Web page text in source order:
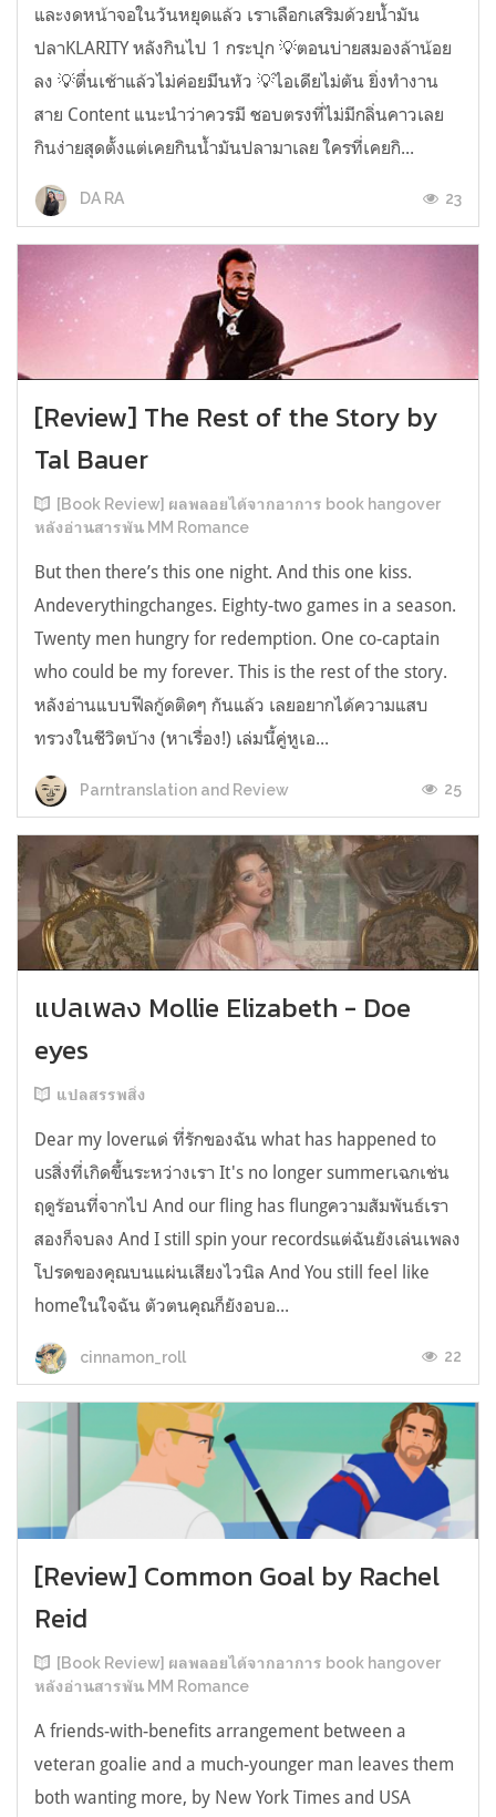
และงดหน้าจอในวันหยุดแล้ว เราเลือกเสริมด้วยน้ำมัน
ปลาKLARITY หลังกินไป 1 กระปุก 💡ตอนบ่ายสมองล้าน้อย
ลง 💡ตื่นเช้าแล้วไม่ค่อยมึนหัว 💡ไอเดียไม่ตัน ยิ่งทำงาน
สาย Content แนะนำว่าควรมี ชอบตรงที่ไม่มีกลิ่นคาวเลย
กินง่ายสุดตั้งแต่เคยกินน้ำมันปลามาเลย ใครที่เคยกิ...
DA RA 23
[Review] The Rest of the Story by
Tal Bauer
[Book Review] ผลพลอยได้จากอาการ book hangover
หลังอ่านสารพัน MM Romance
But then there’s this one night. And this one kiss.
Andeverythingchanges. Eighty-two games in a season.
Twenty men hungry for redemption. One co-captain
who could be my forever. This is the rest of the story.
หลังอ่านแบบฟีลกู้ดติดๆ กันแล้ว เลยอยากได้ความแสบ
ทรวงในชีวิตบ้าง (หาเรื่อง!) เล่มนี้คู่หูเอ...
Parntranslation and Review 25
แปลเพลง Mollie Elizabeth - Doe
eyes
แปลสรรพสิ่ง
Dear my loverแด่ ที่รักของฉัน what has happened to
usสิ่งที่เกิดขึ้นระหว่างเรา It's no longer summerเฉกเช่น
ฤดูร้อนที่จากไป And our fling has flungความสัมพันธ์เรา
สองก็จบลง And I still spin your recordsแต่ฉันยังเล่นเพลง
โปรดของคุณบนแผ่นเสียงไวนิล And You still feel like
homeในใจฉัน ตัวตนคุณก็ยังอบอ...
cinnamon_roll 22
[Review] Common Goal by Rachel
Reid
[Book Review] ผลพลอยได้จากอาการ book hangover
หลังอ่านสารพัน MM Romance
A friends-with-benefits arrangement between a
veteran goalie and a much-younger man leaves them
both wanting more, by New York Times and USA